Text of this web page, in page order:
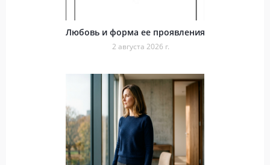
Любовь и форма ее проявления
2 августа 2026 г.